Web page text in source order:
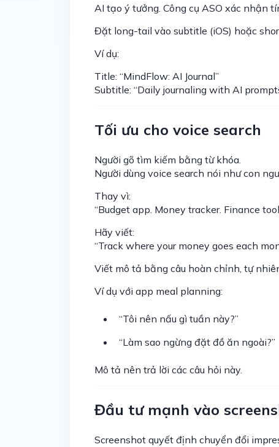
AI tạo ý tưởng. Công cụ ASO xác nhận
Đặt long-tail vào subtitle (iOS) hoặc
Ví dụ:
Title: “MindFlow: AI Journal”
Subtitle: “Daily journaling with AI
Tối ưu cho voice search
Người gõ tìm kiếm bằng từ khóa.
Người dùng voice search nói như con
Thay vì:
“Budget app. Money tracker. Finance
Hãy viết:
“Track where your money goes each
Viết mô tả bằng câu hoàn chỉnh, tự
Ví dụ với app meal planning:
“Tôi nên nấu gì tuần này?”
“Làm sao ngừng đặt đồ ăn ngoài?”
Mô tả nên trả lời các câu hỏi này.
Đầu tư mạnh vào
Screenshot quyết định chuyển đổi